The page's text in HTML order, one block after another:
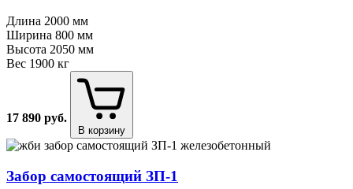
Длина 2000 мм
Ширина 800 мм
Высота 2050 мм
Вес 1900 кг
17 890 руб.
В корзину
Забор самостоящий ЗП⁠-⁠1